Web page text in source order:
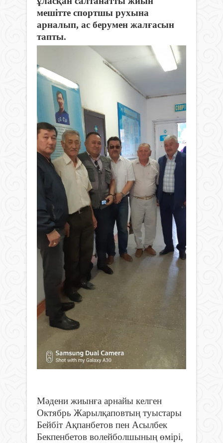
мешітте спортшы рухына
арналып, ас берумен жалғасын
тапты.
Мәдени жиынға арнайы келген
Октябрь Жарылқаповтың туыстары
Бейбіт Ақпанбетов пен Асылбек
Бекпенбетов волейболшының өмірі,